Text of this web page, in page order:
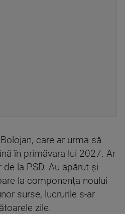
care ar urma să
în primăvara lui 2027. Ar
la PSD. Au apărut și
la componența noului
surse, lucrurile s-ar
zile.